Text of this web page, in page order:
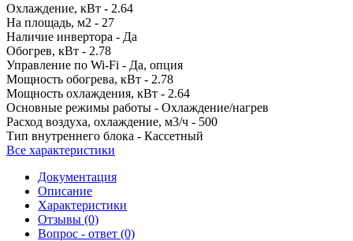
Охлаждение, кВт - 2.64
На площадь, м2 - 27
Наличие инвертора - Да
Обогрев, кВт - 2.78
Управление по Wi-Fi - Да, опция
Мощность обогрева, кВт - 2.78
Мощность охлаждения, кВт - 2.64
Основные режимы работы - Охлаждение/нагрев
Расход воздуха, охлаждение, м3/ч - 500
Тип внутреннего блока - Кассетный
Все характеристики
Документация
Описание
Характеристики
Отзывы (0)
Вопрос - ответ (0)